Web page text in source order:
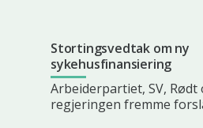
Stortingsvedtak om ny
sykehusfinansiering
Arbeiderpartiet, SV,
regjeringen fremme